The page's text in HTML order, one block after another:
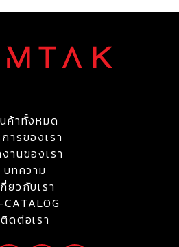
ค้าทั้งหมด
ารของเรา
านของเรา
บทความ
ยวกับเรา
ติดต่อเรา